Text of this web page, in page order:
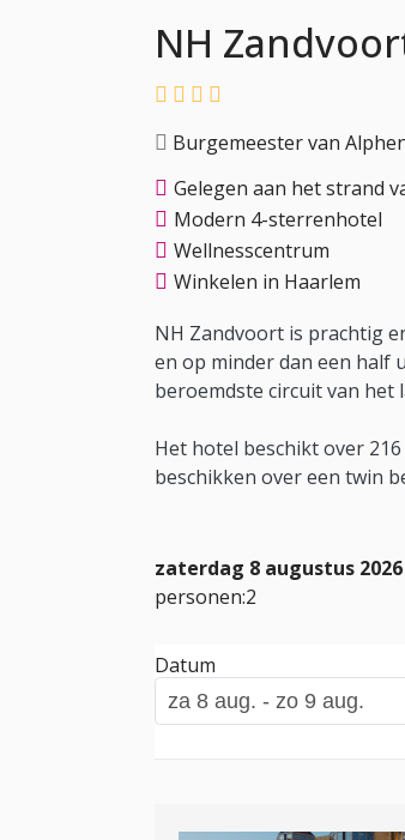
NH
Burgemeester van
Gelegen aan het strand
Modern 4-sterrenhotel
Wellnesscentrum
Winkelen in Haarlem
NH Zandvoort is prachtig
en op minder dan een half
beroemdste circuit van het
Het hotel beschikt over
beschikken over een twin
zaterdag 8 augustus 2026
personen:2
Datum